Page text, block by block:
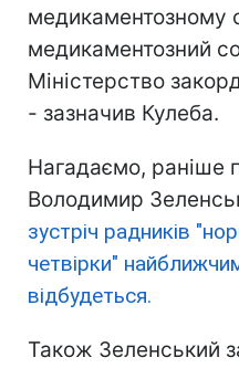
медикаментозному
медикаментозний
Міністерство
- зазначив Кулеба.
Нагадаємо, раніше
Володимир
зустріч радників
четвірки"
відбудеться.
Також Зеленський